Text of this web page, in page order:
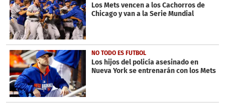
Los Mets vencen a los Cachorros de
Chicago y van a la Serie Mundial
NO TODO ES FUTBOL
Los hijos del policía asesinado en
Nueva York se entrenarán con los Mets